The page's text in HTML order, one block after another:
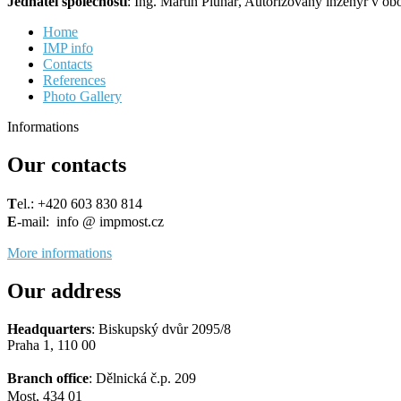
Home
IMP info
Contacts
References
Photo Gallery
Informations
Our contacts
Tel.: +420 603 830 814
E-mail: info @ impmost.cz
More informations
Our address
Headquarters: Biskupský dvůr 2095/8
Praha 1, 110 00
Branch office: Dělnická č.p. 209
Most, 434 01